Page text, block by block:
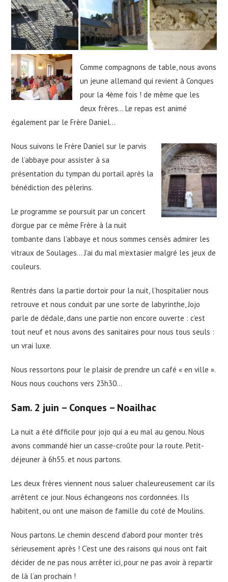
Comme compagnons de table, nous avons
un jeune allemand qui revient à Conques
pour la 4ème fois ! de même que les
deux frères… Le repas est animé
également par le Frère Daniel…
Nous suivons le Frère Daniel sur le parvis
de l’abbaye pour assister à sa
présentation du tympan du portail après la
bénédiction des pèlerins.
Le programme se poursuit par un concert
d’orgue par ce même Frère à la nuit
tombante dans l’abbaye et nous sommes censés admirer les
vitraux de Soulages… J’ai du mal m’extasier malgré les jeux de
couleurs.
Rentrés dans la partie dortoir pour la nuit, l’hospitalier nous
retrouve et nous conduit par une sorte de labyrinthe, Jojo
parle de dédale, dans une partie non encore ouverte : c’est
tout neuf et nous avons des sanitaires pour nous tous seuls :
un vrai luxe.
Nous ressortons pour le plaisir de prendre un café « en ville ».
Nous nous couchons vers 23h30…
Sam. 2 juin – Conques – Noailhac
La nuit a été difficile pour jojo qui a eu mal au genou. Nous
avons commandé hier un casse-croûte pour la route. Petit-
déjeuner à 6h55. et nous partons.
Les deux frères viennent nous saluer chaleureusement car ils
arrêtent ce jour. Nous échangeons nos cordonnées. Ils
habitent, ou ont une maison de famille du coté de Moulins.
Nous partons. Le chemin descend d’abord pour monter très
sérieusement après ! C’est une des raisons qui nous ont fait
décider de ne pas nous arrêter ici, pour ne pas avoir à repartir
de là l’an prochain !